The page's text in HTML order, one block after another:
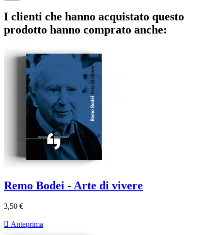
I clienti che hanno acquistato questo
prodotto hanno comprato anche:
Remo Bodei - Arte di vivere
3,50 €
 Anteprima